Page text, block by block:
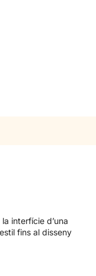
interfície d’una
fins al disseny